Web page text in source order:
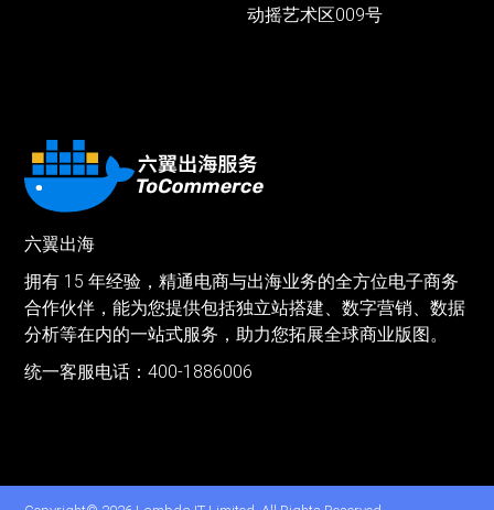
六翼出海
拥有 15 年经验，精通电商与出海业务的全方位电子商务
合作伙伴，能为您提供包括独立站搭建、数字营销、数据
分析等在内的一站式服务，助力您拓展全球商业版图。
统一客服电话：400-1886006
动摇艺术区009号